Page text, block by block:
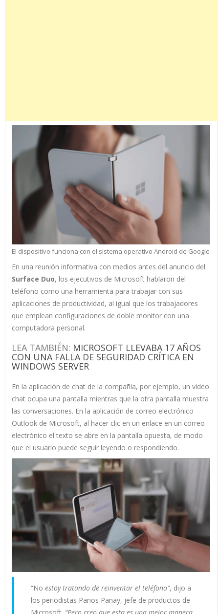
El dispositivo funciona con el sistema operativo Android de Google
En una reunión informativa con medios antes del anuncio del
Surface Duo, los ejecutivos de Microsoft hablaron del
teléfono como una herramienta para trabajar con sus
aplicaciones de productividad, al igual que los trabajadores
que emplean configuraciones de doble monitor con una
computadora personal.
LEA TAMBIÉN: MICROSOFT LLEVABA 17 AÑOS
CON UNA FALLA DE SEGURIDAD CRÍTICA EN
WINDOWS SERVER
En la aplicación de chat de la compañía, por ejemplo, un video
chat ocupa una pantalla mientras que la otra pantalla muestra
las conversaciones. En la aplicación de correo electrónico
Outlook de Microsoft, al hacer clic en un enlace en un correo
electrónico el texto se abre en la pantalla opuesta, de modo
que el usuario puede seguir leyendo o respondiendo.
“No estoy tratando de reinventar el teléfono”, dijo a
los periodistas Panos Panay, jefe de productos de